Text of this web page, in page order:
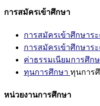
การสมัครเข้าศึกษา
การสมัครเข้าศึกษา
การสมัครเข้าศึกษา
ค่าธรรมเนียมการศึก
ทุนการศึกษา ทุนการ
หน่วยงานการศึกษา